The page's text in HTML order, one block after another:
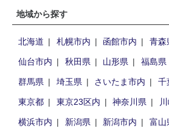
地域から探す
北海道 札幌市内 函館市内 青森
仙台市内
秋田県 山形県 福島県
群馬県
埼玉県 さいたま市内 千
東京都
東京23区内 神奈川県
横浜市内
新潟県 新潟市内 富山